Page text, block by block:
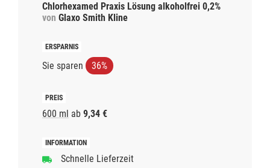
Chlorhexamed Praxis Lösung alkoholfrei 0,2%
von Glaxo Smith Kline
Sie sparen 36%
600 ml ab 9,34 €
Schnelle Lieferzeit